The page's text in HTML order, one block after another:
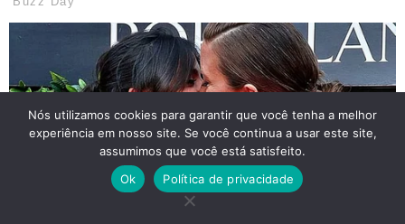
Nós utilizamos cookies para garantir que você tenha a melhor
experiência em nosso site. Se você continua a usar este site,
assumimos que você está satisfeito.
Ok
Política de privacidade